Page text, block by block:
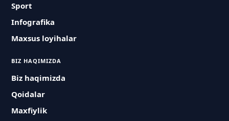
Sport
Infografika
Maxsus loyihalar
BIZ HAQIMIZDA
Biz haqimizda
Qoidalar
Maxfiylik